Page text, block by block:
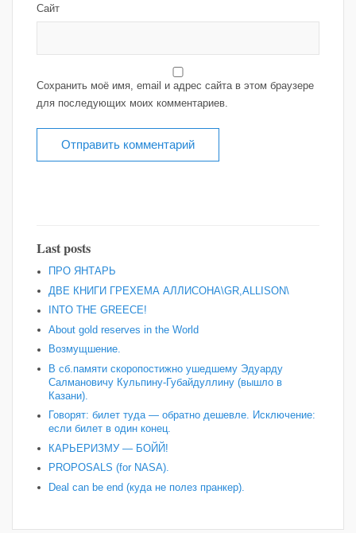
Сайт
Сохранить моё имя, email и адрес сайта в этом браузере
для последующих моих комментариев.
Last posts
ПРО ЯНТАРЬ
ДВЕ КНИГИ ГРЕХЕМА АЛЛИСОНА\GR,ALLISON\
INTO THE GREECE!
About gold reserves in the World
Возмущшение.
В сб.памяти скоропостижно ушедшему Эдуарду
Салмановичу Кульпину-Губайдуллину (вышло в
Казани).
Говорят: билет туда — обратно дешевле. Исключение:
если билет в один конец.
КАРЬЕРИЗМУ — БОЙЙ!
PROPOSALS (for NASA).
Deal can be end (куда не полез пранкер).